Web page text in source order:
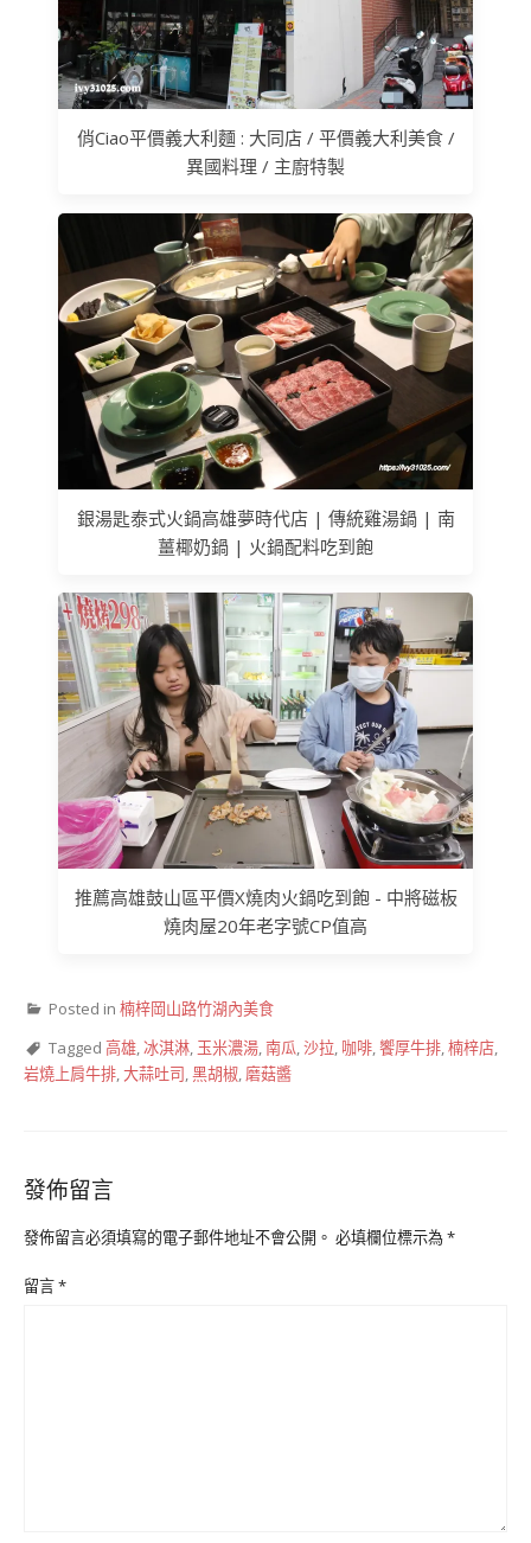
俏Ciao平價義大利麵 : 大同店 / 平價義大利美食 /
異國料理 / 主廚特製
銀湯匙泰式火鍋高雄夢時代店 | 傳統雞湯鍋 | 南
薑椰奶鍋 | 火鍋配料吃到飽
推薦高雄鼓山區平價X燒肉火鍋吃到飽 - 中將磁板
燒肉屋20年老字號CP值高
Posted in 楠梓岡山路竹湖內美食
Tagged 高雄,冰淇淋, 玉米濃湯,南瓜,沙拉, 咖啡,饗厚牛排,楠梓店,
岩燒上肩牛排,大蒜吐司,黑胡椒, 磨菇醬
發佈留言
發佈留言必須填寫的電子郵件地址不會公開。 必填欄位標示為*
留言*